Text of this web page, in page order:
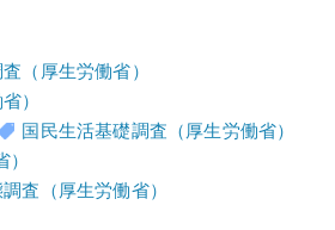
（厚生労働省）
）
国民生活基礎調査（厚生労働省）
査（厚生労働省）